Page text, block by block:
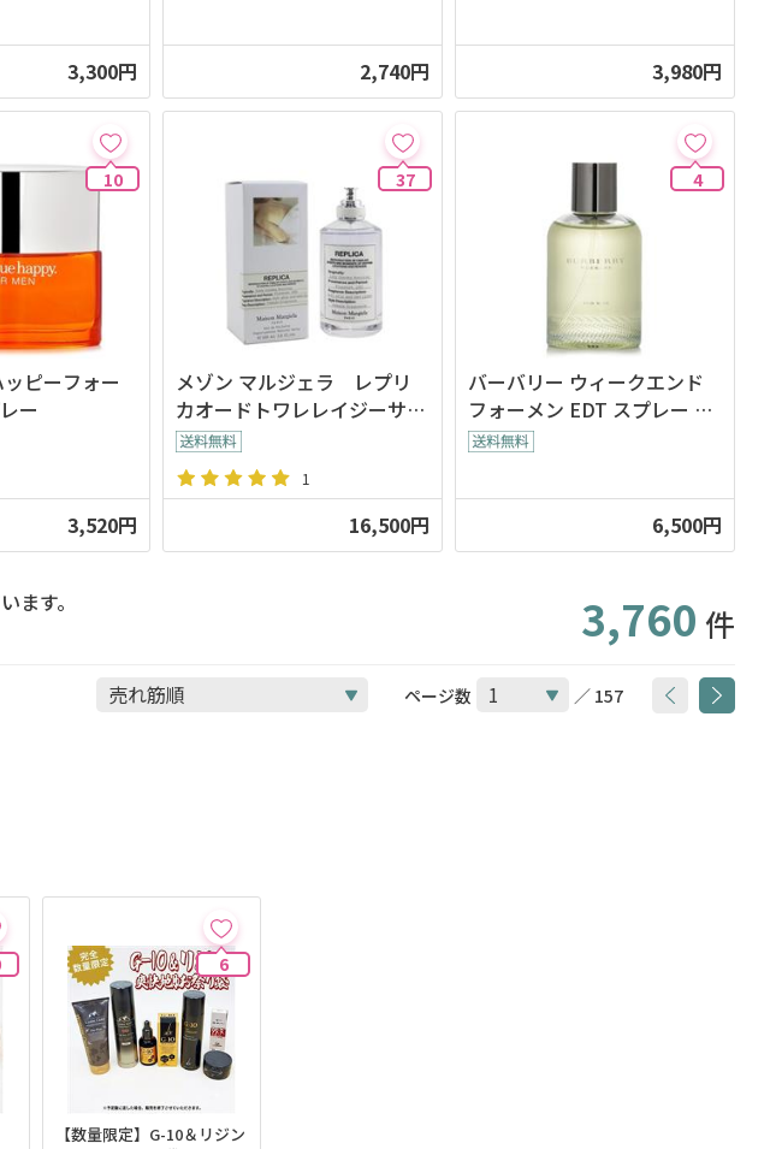
3,300円 2,740円 3,980円
10
ピーフォー
ー
3,520円
37
メゾン マルジェラ レプリ
カオードトワレレイジーサン
デーモーニング100ml
1
16,500円
4
バーバリー ウィークエンド
フォーメン EDT スプレー 10
0ml
6,500円
ます。 3,760 件
ページ数 ／ 157
6
【数量限定】G-10＆リジン